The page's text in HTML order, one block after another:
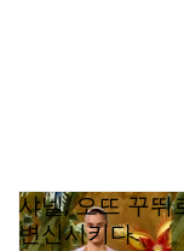
샤넬, 오뜨 꾸뛰
변신시키다